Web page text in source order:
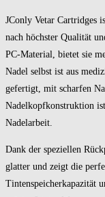
JConly Vetar Cartridges
nach höchster Qualität
PC-Material, bietet sie
Nadel selbst ist aus
gefertigt, mit scharfen
Nadelkopfkonstruktion
Nadelarbeit.
Dank der speziellen
glatter und zeigt die
Tintenspeicherkapazität